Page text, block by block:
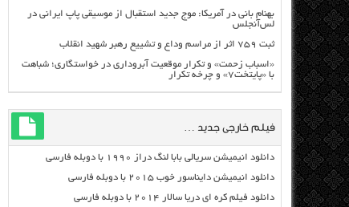
بهنام بانی در آمریکا: موج جدید استقبال از موسیقی پاپ ایرانی در
لس‌آنجلس
ثبت ۷۵۹ اثر از مراسم وداع و تشییع رهبر شهید انقلاب
«اسباب زحمت» و تکرار موقعیت آبروداری در خواستگاری؛ شباهت
با «پایتخت۷» و چرخه تکرار
فیلم خارجی جدید …
دانلود انیمیشن سریالی بابا لنگ دراز ۱۹۹۰ با دوبله فارسی
دانلود انیمیشن دایناسور خوب ۲۰۱۵ با دوبله فارسی
دانلود فیلم کره ای دریا سالار ۲۰۱۴ با دوبله فارسی